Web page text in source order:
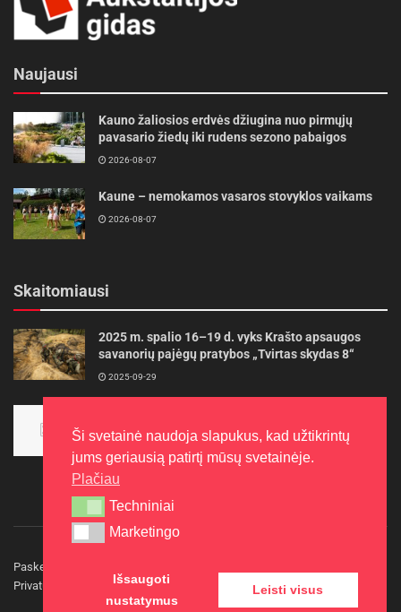
Naujausi
Kauno žaliosios erdvės džiugina nuo pirmųjų
pavasario žiedų iki rudens sezono pabaigos
2026-08-07
Kaune – nemokamos vasaros stovyklos vaikams
2026-08-07
Skaitomiausi
2025 m. spalio 16–19 d. vyks Krašto apsaugos
savanorių pajėgų pratybos „Tvirtas skydas 8“
2025-09-29
aukso
2015-10-30
Paskelbkite naujieną
Privatumo politika
Kontaktai
Ši svetainė naudoja slapukus, kad užtikrintų
jums geriausią patirtį mūsų svetainėje.
Plačiau
Techniniai
Techniniai
Marketingo
Marketingo
Išsaugoti
nustatymus
Leisti visus